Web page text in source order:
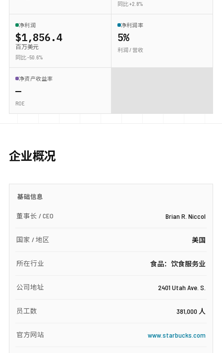
同比 +2.8%
净利润
$1,856.4
百万美元
同比 -50.6%
净利润率
5%
利润 / 营收
净资产收益率
—
ROE
企业概况
基础信息
董事长 / CEO Brian R. Niccol
国家 / 地区 美国
所在行业 食品：饮食服务业
公司地址 2401 Utah Ave. S.
员工数 381,000 人
官方网站 www.starbucks.com